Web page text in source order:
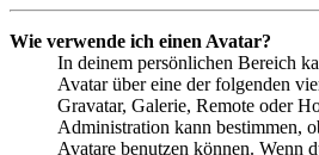
Wie verwende ich einen Avatar?
In deinem persönlichen Bereich
Avatar über eine der folgenden
Gravatar, Galerie, Remote oder
Administration kann bestimmen,
Avatare benutzen können. Wenn